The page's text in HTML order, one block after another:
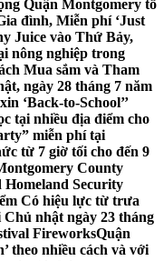
Quận Montgomery tổ
đình, Miễn phí ‘Just
Juice vào Thứ Bảy,
nông nghiệp trong
Mua sắm và Tham
ngày 28 tháng 7 năm
‘Back-to-School’’
tại nhiều địa điểm cho
miễn phí tại
từ 7 giờ tối cho đến 9
County
Homeland Security
Có hiệu lực từ trưa
nhật ngày 23 tháng
FireworksQuận
theo nhiều cách và với